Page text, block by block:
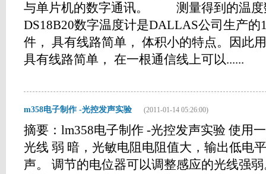
与单片机的数字通讯。 测量得到的温度
DS18B20数字温度计是DALLAS公司生产的
件， 具有线路简单， 体积小的特点。因此
具有线路简单， 在一根通信线上可以......
m358电子制作 -光控发声实验 (2011-01-14 05:26:00)
摘要：lm358电子制作 -光控发声实验 使用
光线 弱 暗，光敏电阻电阻值大，输出低电
声。 调节的电位器可以调整感应的光线强